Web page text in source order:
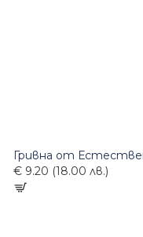
€ 9.20 (18.00 лв.)